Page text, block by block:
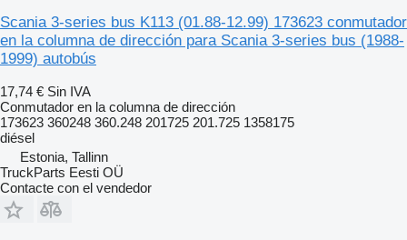
Scania 3-series bus K113 (01.88-12.99) 173623 conmutador
en la columna de dirección para Scania 3-series bus (1988-
1999) autobús
17,74 € Sin IVA
Conmutador en la columna de dirección
173623 360248 360.248 201725 201.725 1358175
diésel
Estonia, Tallinn
TruckParts Eesti OÜ
Contacte con el vendedor